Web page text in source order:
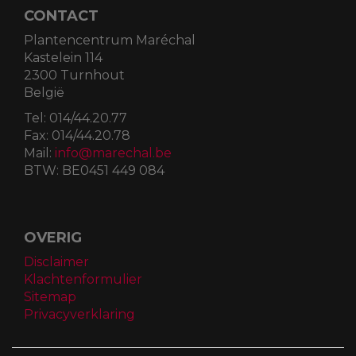
CONTACT
Plantencentrum Maréchal
Kastelein 114
2300 Turnhout
België
Tel: 014/44.20.77
Fax: 014/44.20.78
Mail: info@marechal.be
BTW: BE0451 449 084
OVERIG
Disclaimer
Klachtenformulier
Sitemap
Privacyverklaring